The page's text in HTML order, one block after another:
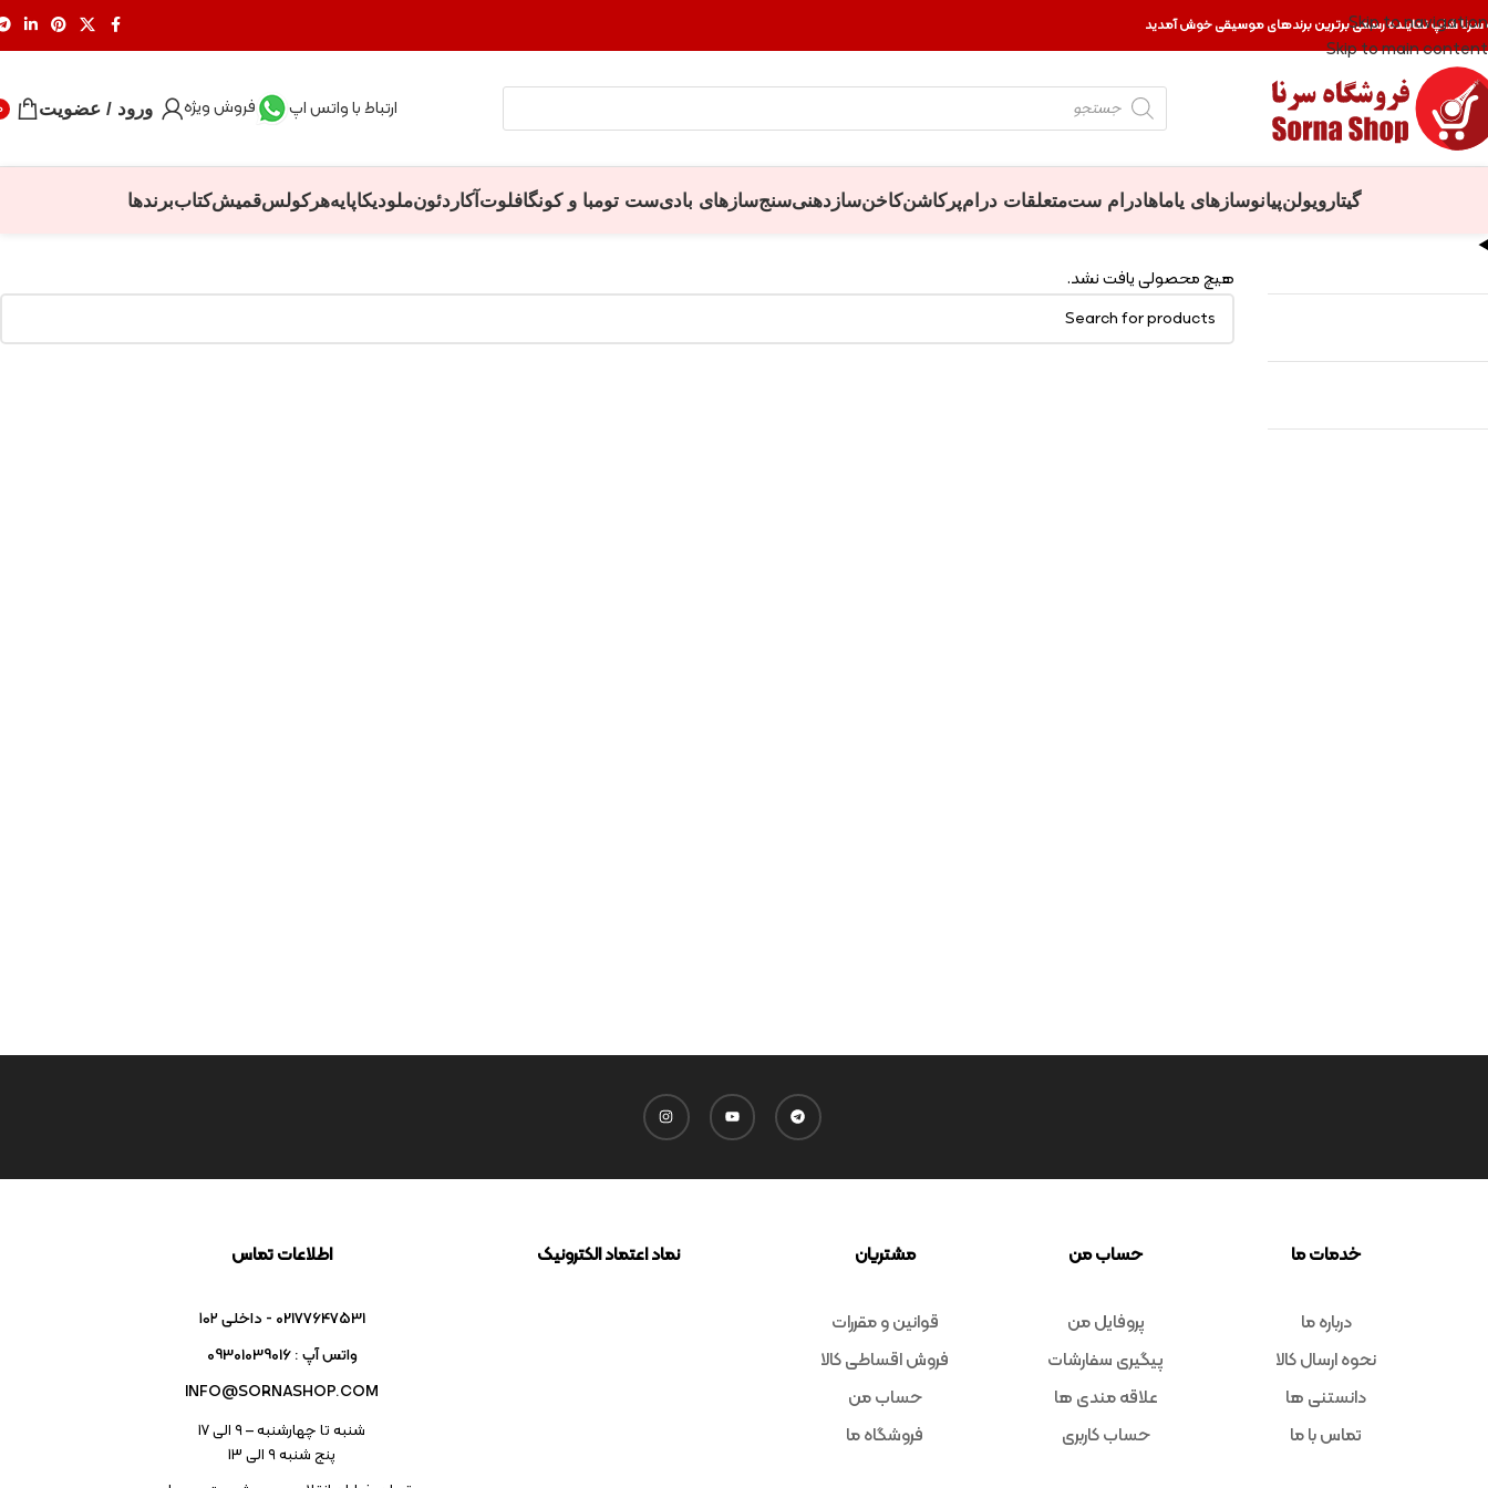
Skip to navigation
Skip to main content
سرنا شاپ نماینده رسمی برترین برندهای موسیقی خوش آمدید
ارتباط با واتس اپ فروش ویژه ورود / عضویت
گیتار ویولنپیانوسازهای یاماهادرام ستمتعلقات درامپرکاشنکاخنسازدهنیسنجسازهای بادیست تومبا و کونگافلوت آکاردئونملودیکاپایههرکولسقمیشکتاببرندها
هیچ محصولی یافت نشد.
خدمات ما
درباره ما
نحوه ارسال کالا
دانستنی ها
تماس با ما
حساب من
پروفایل من
پیگیری سفارشات
علاقه مندی ها
حساب کاربری
مشتریان
قوانین و مقررات
فروش اقساطی کالا
حساب من
فروشگاه ما
نماد اعتماد الکترونیک اطلاعات تماس
02177647531 - داخلی ۱۰۲
واتس آپ : 09301039016
INFO@SORNASHOP.COM
شنبه تا چهارشنبه – ۹ الی 17
پنج شنبه ۹ الی 13